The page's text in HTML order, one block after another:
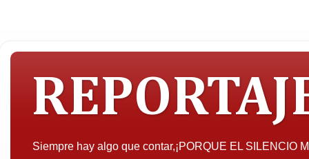
Siempre hay algo que contar,¡PORQUE EL SILENCIO